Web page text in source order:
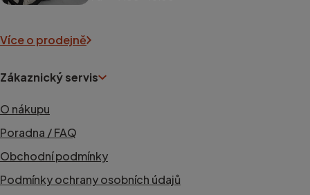
Více o prodejně
Zákaznický servis
O nákupu
Poradna / FAQ
Obchodní podmínky
Podmínky ochrany osobních údajů